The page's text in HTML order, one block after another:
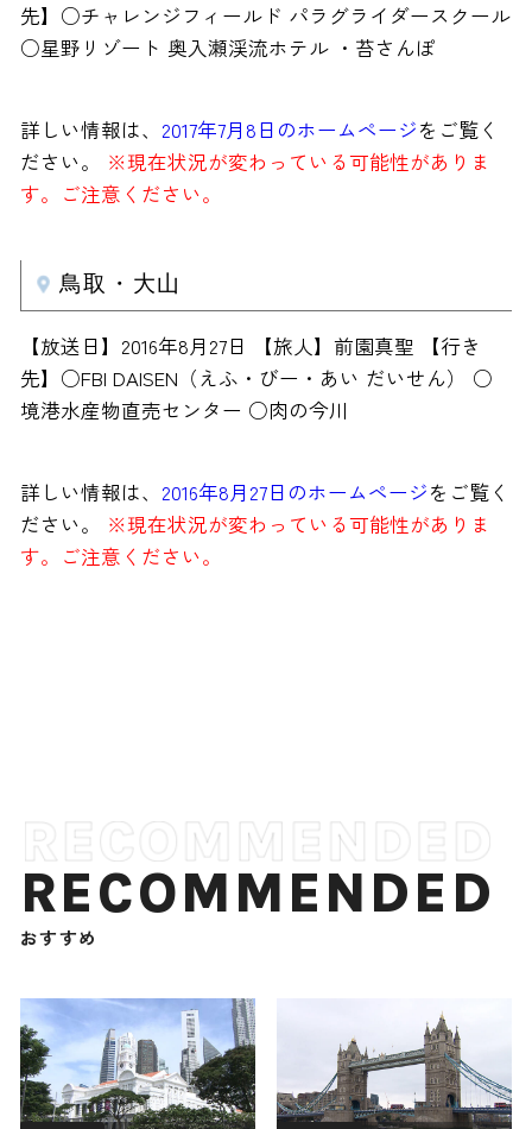
先】○チャレンジフィールド パラグライダースクール
○星野リゾート 奥入瀬渓流ホテル ・苔さんぽ
詳しい情報は、 2017年7月8日のホームページをご覧く
ださい。
※現在状況が変わっている可能性がありま
す。ご注意ください。
鳥取・大山
【放送日】2016年8月27日 【旅人】前園真聖 【行き
先】○FBI DAISEN（えふ・びー・あい だいせん） ○
境港水産物直売センター ○肉の今川
詳しい情報は、 2016年8月27日のホームページをご覧く
ださい。
※現在状況が変わっている可能性がありま
す。ご注意ください。
RECOMMENDED
おすすめ